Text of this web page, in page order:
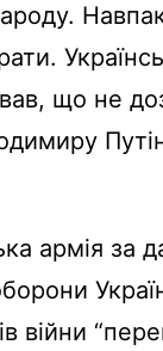
що не
армія за
війни